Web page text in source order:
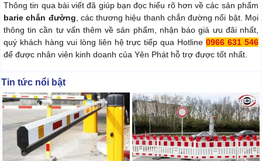
Thông tin qua bài viết đã giúp bạn đọc hiểu rõ hơn về các sản phẩm
barie chắn đường, các thương hiệu thanh chắn đường nổi bật. Mọi
thông tin cần tư vấn thêm về sản phẩm, nhận báo giá ưu đãi nhất,
quý khách hàng vui lòng liên hệ trực tiếp qua Hotline0966 631 546
để được nhân viên kinh doanh của Yên Phát hỗ trợ được tốt nhất.
Tin tức nổi bật